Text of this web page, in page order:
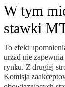
W tym
stawki
To efekt
urząd nie
rynku. Z drugiej
Komisja